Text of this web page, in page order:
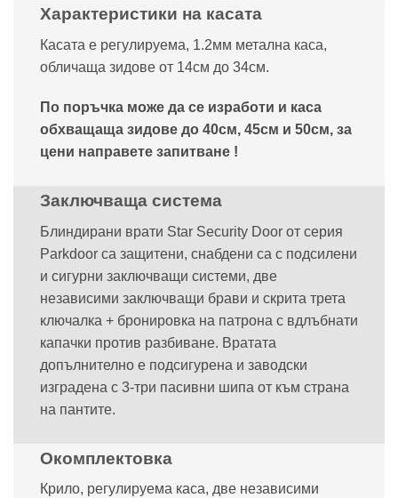
Характеристики на касата
Касата е регулируема, 1.2мм метална каса,
обличаща зидове от 14см до 34см.
По поръчка може да се изработи и каса
обхващаща зидове до 40см, 45см и 50см, за
цени направете запитване !
Заключваща система
Блиндирани врати Star Security Door от серия
Parkdoor са защитени, снабдени са с подсилени
и сигурни заключващи системи, две
независими заключващи брави и скрита трета
ключалка + бронировка на патрона с вдлъбнати
капачки против разбиване. Вратата
допълнително е подсигурена и заводски
изградена с 3-три пасивни шипа от към страна
на пантите.
Окомплектовка
Крило, регулируема каса, две независими